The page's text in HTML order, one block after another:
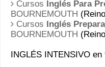
Cursos Inglés Para
BOURNEMOUTH
Cursos Inglés
BOURNEMOUTH
INGLÉS INTENSIVO